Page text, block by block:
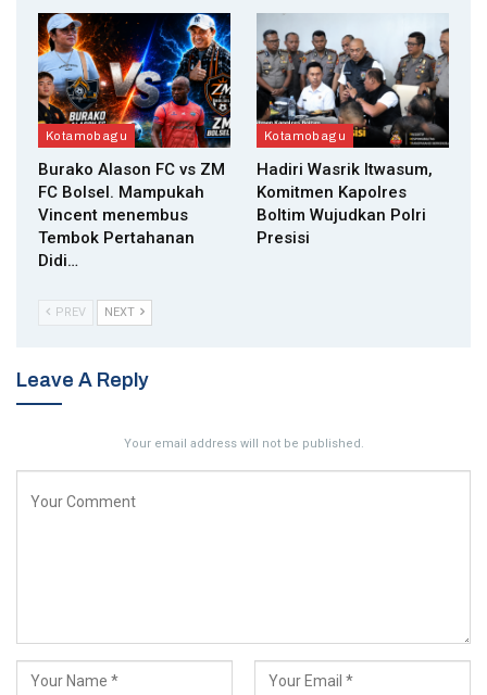
Kotamobagu
Burako Alason FC vs ZM
FC Bolsel. Mampukah
Vincent menembus
Tembok Pertahanan
Didi…
Kotamobagu
Hadiri Wasrik Itwasum,
Komitmen Kapolres
Boltim Wujudkan Polri
Presisi
PREV NEXT
Leave A Reply
Your email address will not be published.